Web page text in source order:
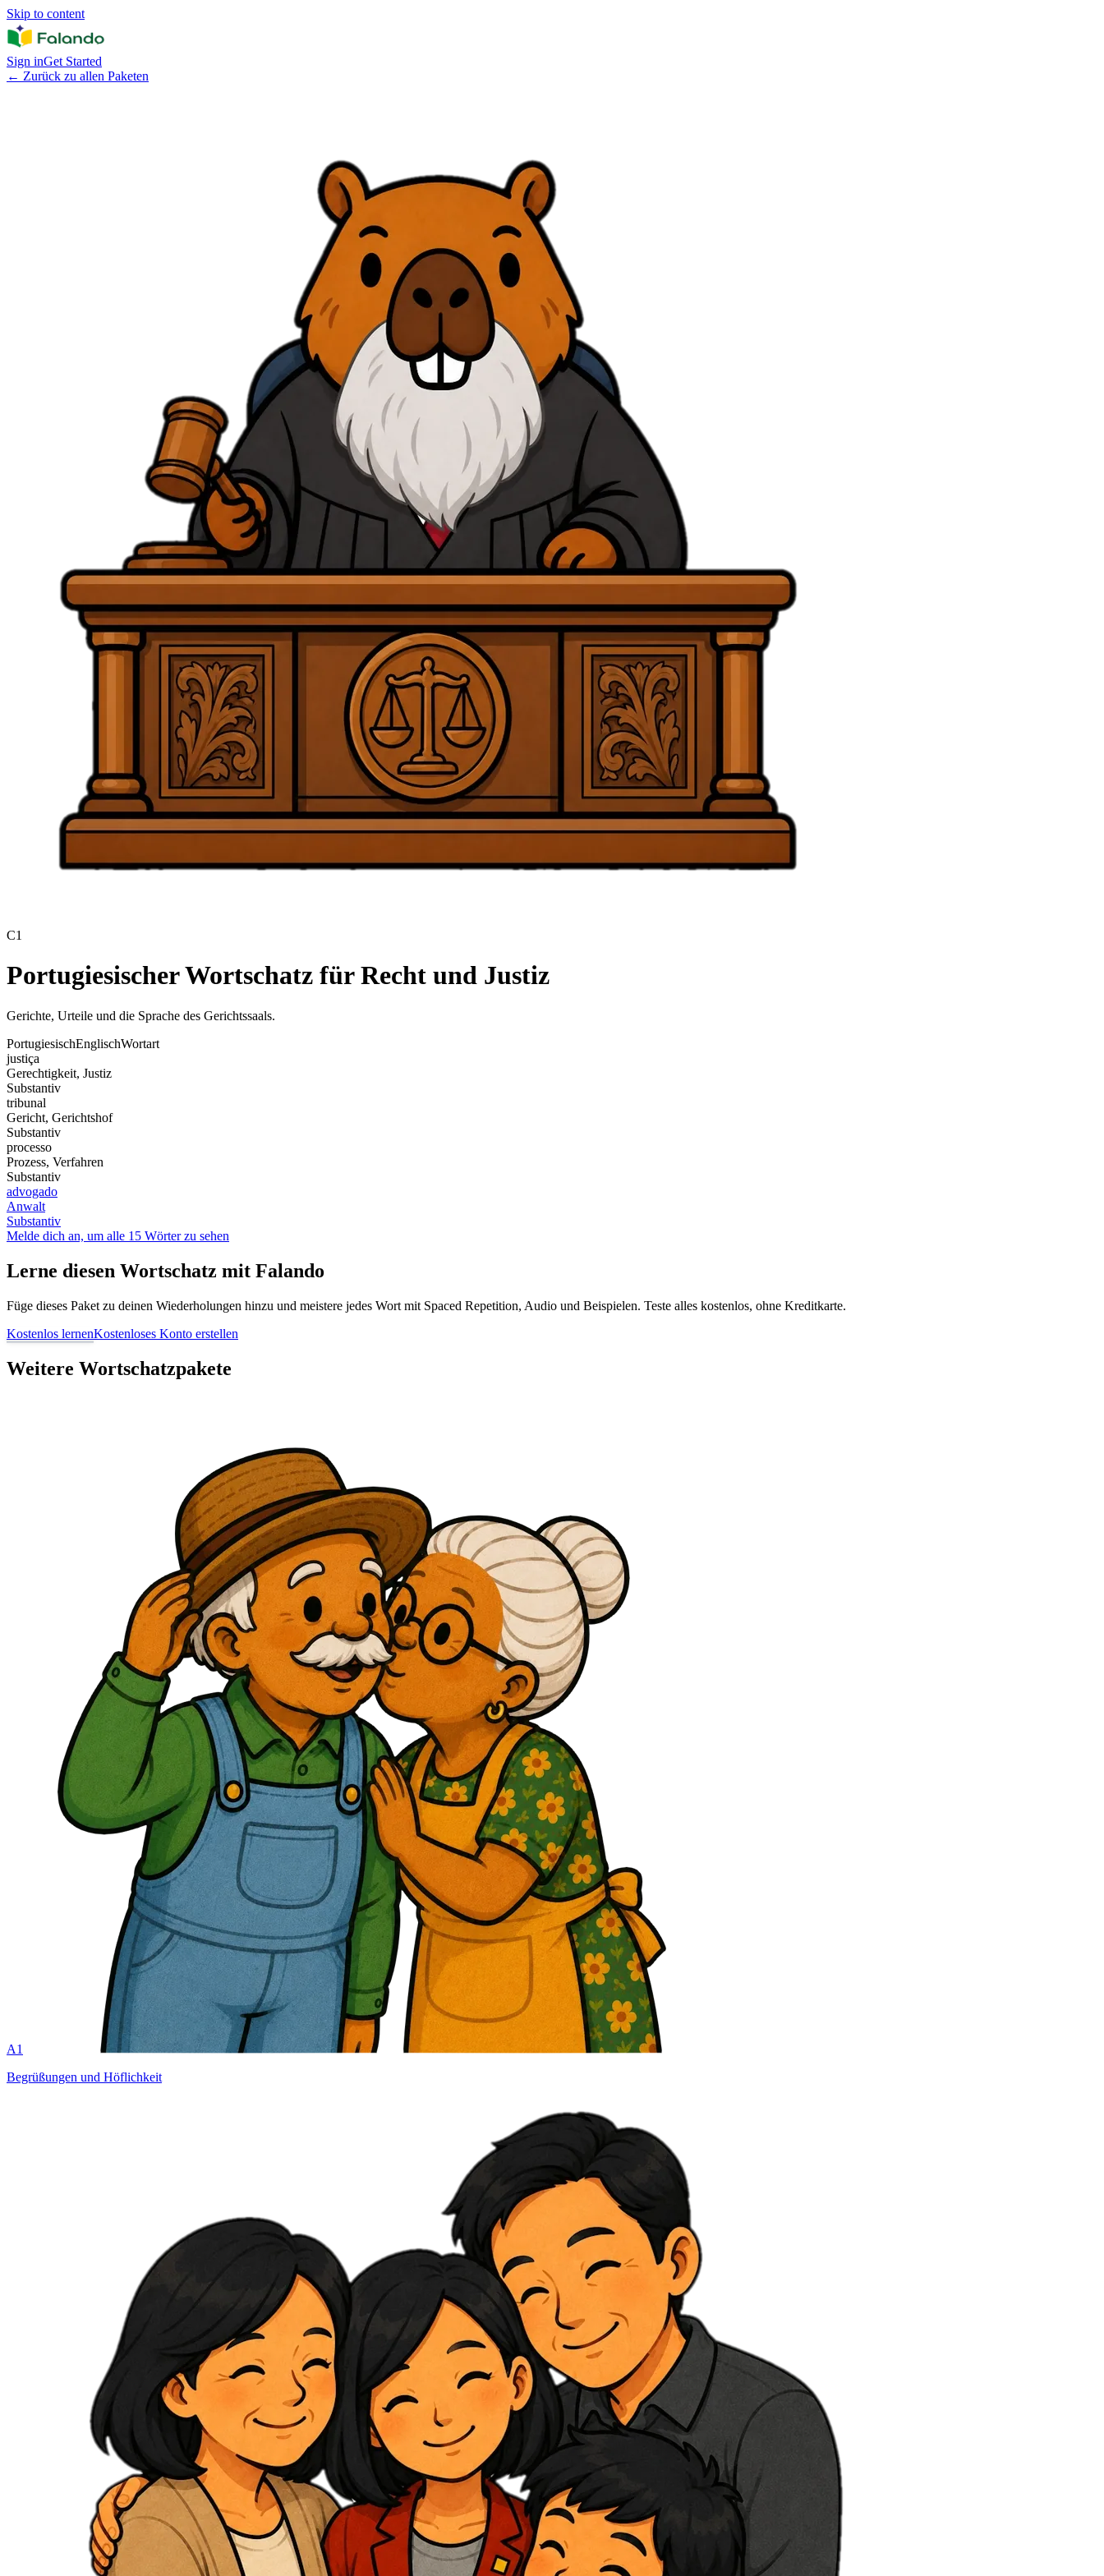
Skip to content
Sign inGet Started
← Zurück zu allen Paketen
C1
Portugiesischer Wortschatz für Recht und Justiz
Gerichte, Urteile und die Sprache des Gerichtssaals.
PortugiesischEnglischWortart
justiça
Gerechtigkeit, Justiz
Substantiv
tribunal
Gericht, Gerichtshof
Substantiv
processo
Prozess, Verfahren
Substantiv
advogado
Anwalt
Substantiv
Melde dich an, um alle 15 Wörter zu sehen
Lerne diesen Wortschatz mit Falando
Füge dieses Paket zu deinen Wiederholungen hinzu und meistere jedes Wort mit Spaced Repetition, Audio und Beispielen. Teste alles kostenlos, ohne Kreditkarte.
Kostenlos lernenKostenloses Konto erstellen
Weitere Wortschatzpakete
A1
Begrüßungen und Höflichkeit